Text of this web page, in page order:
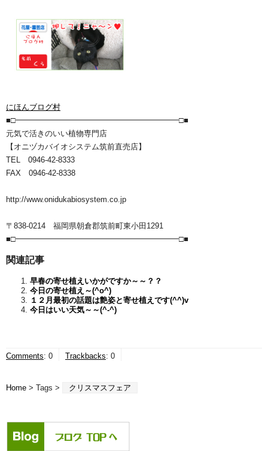
にほんブログ村
■□━━━━━━━━━━━━━━━━━━━━━□■
元気で活きのいい植物専門店
【オニヅカバイオシステム筑前直売店】
TEL 0946-42-8333
FAX 0946-42-8338
http://www.onidukabiosystem.co.jp
〒838-0214 福岡県朝倉郡筑前町東小田1291
■□━━━━━━━━━━━━━━━━━━━━━□■
関連記事
早春の寄せ植えいかがですか～～？？
今日の寄せ植え～(^o^)
１２月最初の話題は艶姿と寄せ植えです(^^)v
今日はいい天気～～(^-^)
Comments: 0 Trackbacks: 0
Home > Tags > クリスマスフェア